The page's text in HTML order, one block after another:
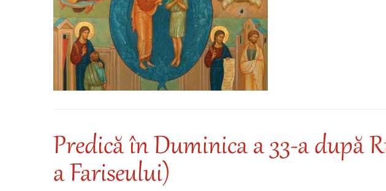
Predică în Duminica a 33-a după
a Fariseului)